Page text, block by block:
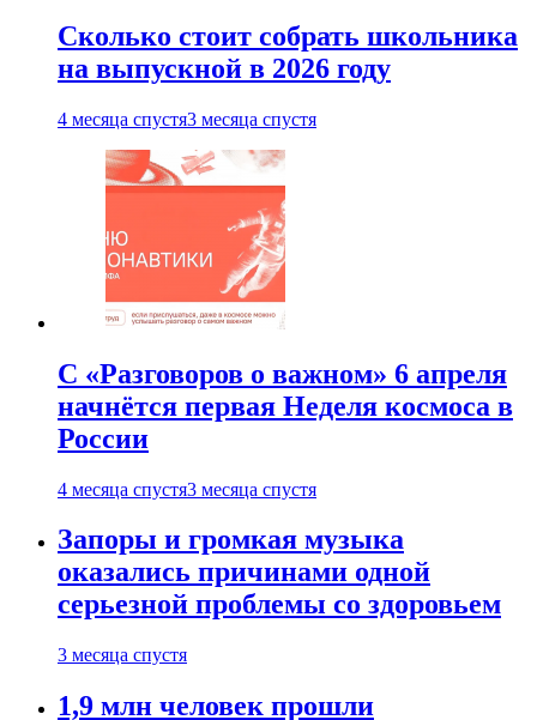
Сколько стоит собрать школьника
на выпускной в 2026 году
4 месяца спустя3 месяца спустя
С «Разговоров о важном» 6 апреля
начнётся первая Неделя космоса в
России
4 месяца спустя3 месяца спустя
Запоры и громкая музыка
оказались причинами одной
серьезной проблемы со здоровьем
3 месяца спустя
1,9 млн человек прошли